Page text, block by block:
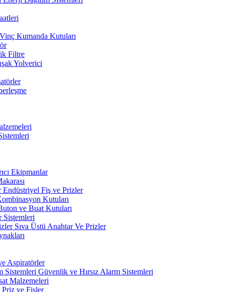
Vinç Kumanda Kutuları
Filtre
Yolverici
Ekipmanlar
Endüstriyel Fiş ve Prizler
Kutuları
ve Buat Kutuları
Sistemleri
Sıva Üstü Anahtar Ve Prizler
Aspiratörler
Güvenlik ve Hırsız Alarm Sistemleri
Malzemeleri
ve Fişler